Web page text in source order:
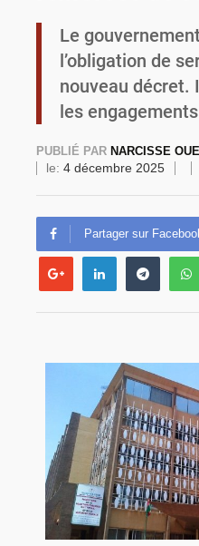
Le
l’obligation de
nouveau décret.
les
PUBLIÉ PAR NARCISSE
le: 4 décembre 2025
Partager sur